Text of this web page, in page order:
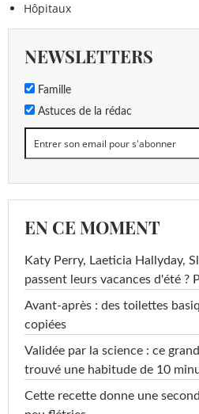
Hôpitaux
NEWSLETTERS
Famille
Astuces de la rédac
EN CE MOMENT
Katy Perry, Laeticia Hallyday,
passent leurs vacances d'été ?
Avant-après : des toilettes
copiées
Validée par la science : ce
trouvé une habitude de 10
Cette recette donne une